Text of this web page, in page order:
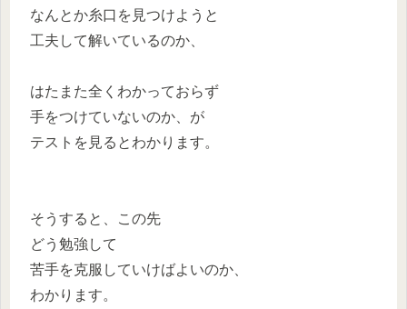
なんとか糸口を見つけようと
工夫して解いているのか、
はたまた全くわかっておらず
手をつけていないのか、が
テストを見るとわかります。
そうすると、この先
どう勉強して
苦手を克服していけばよいのか、
わかります。